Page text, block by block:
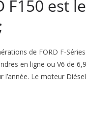
F150 est
de FORD F-
en ligne ou V6 de
l’année. Le moteur